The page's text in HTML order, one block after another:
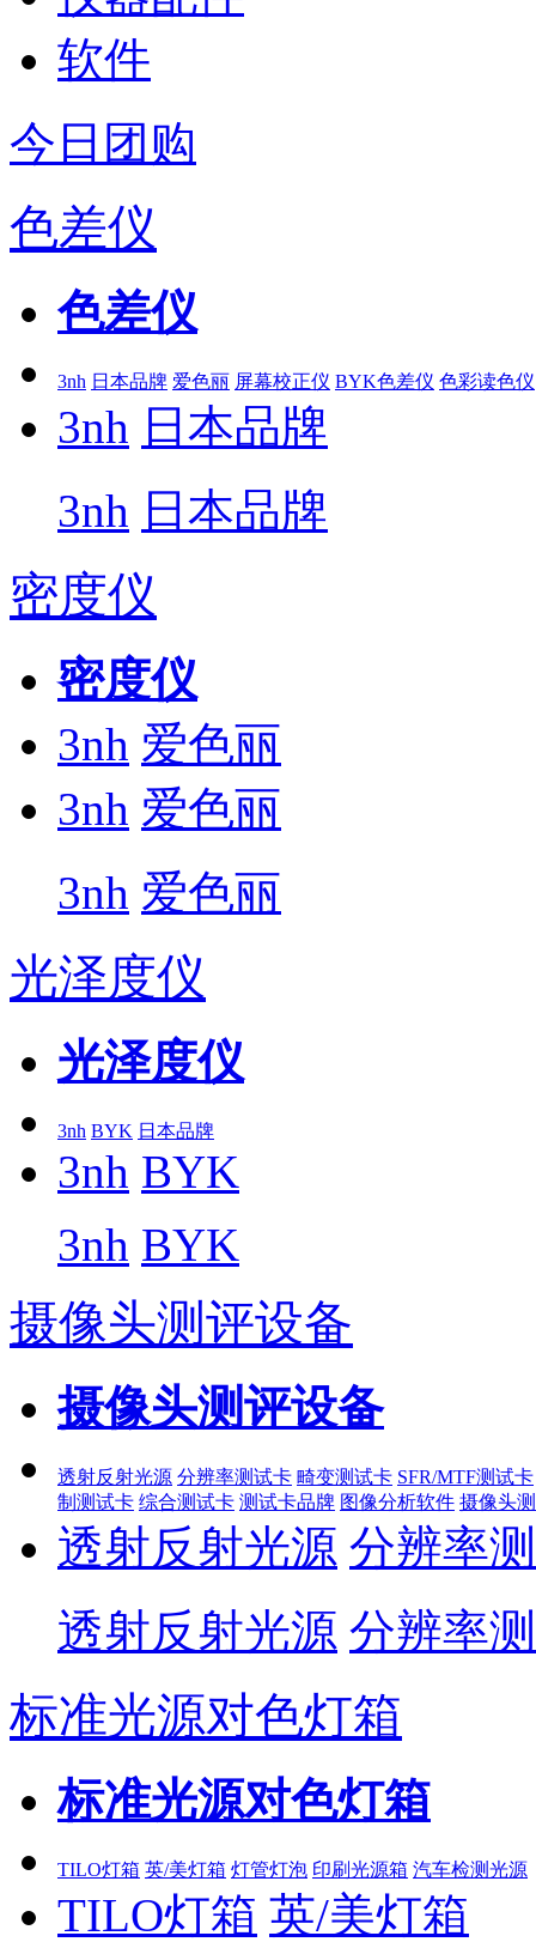
软件
今日团购
色差仪
色差仪
3nh 日本品牌 爱色丽 屏幕校正仪 BYK色差仪 色彩读色仪
3nh 日本品牌
3nh 日本品牌
密度仪
密度仪
3nh 爱色丽
3nh 爱色丽
3nh 爱色丽
光泽度仪
光泽度仪
3nh BYK 日本品牌
3nh BYK
3nh BYK
摄像头测评设备
摄像头测评设备
透射反射光源 分辨率测试卡 畸变测试卡 SFR/MTF测试卡
制测试卡 综合测试卡 测试卡品牌 图像分析软件 摄像头
透射反射光源 分辨率
透射反射光源 分辨率
标准光源对色灯箱
标准光源对色灯箱
TILO灯箱 英/美灯箱 灯管灯泡 印刷光源箱 汽车检测光源
TILO灯箱 英/美灯箱